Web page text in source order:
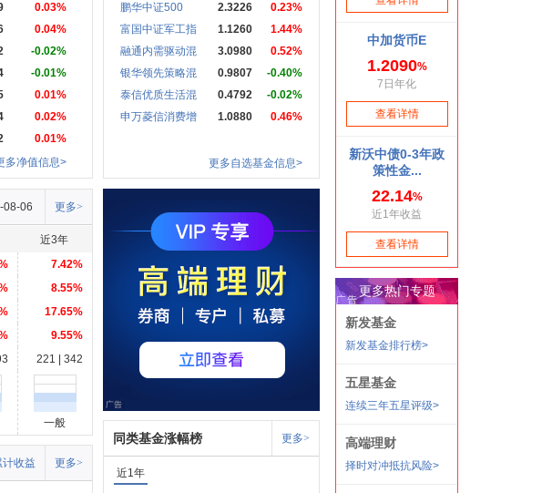
0.03%
0.04%
-0.02%
-0.01%
0.01%
0.02%
0.01%
多净值信息>
鹏华中证500
2.3226
0.23%
富国中证军工指
1.1260
1.44%
融通内需驱动混
3.0980
0.52%
银华领先策略混
0.9807
-0.40%
泰信优质生活混
0.4792
-0.02%
申万菱信消费增
1.0880 0.46%
更多自选基金信息>
更多>
08-06
近3年
7.42%
8.55%
17.65%
9.55%
221 | 342
一般
更多>
收益
同类基金涨幅榜 更多>
近1年